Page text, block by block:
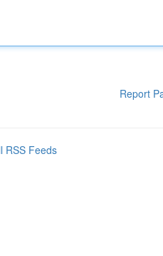
Report
RSS Feeds